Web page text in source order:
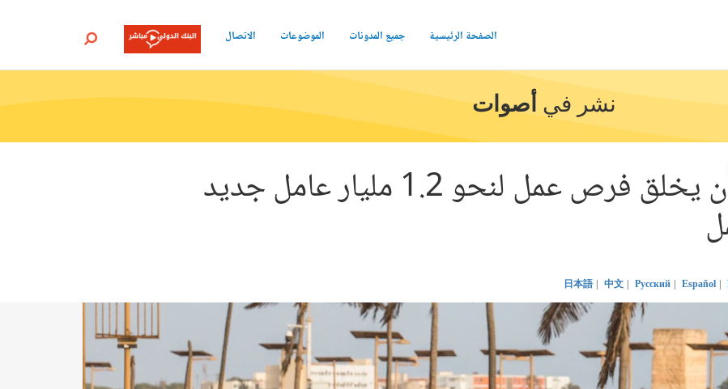
الصفحة الرئيسية جميع المدونات الموضوعات الاتصال بحث
نشر في أصوات
كيف يمكن للعالم أن يخلق فرص عمل لنحو 1.2 مليار عامل جديد
Español
Русский
中文
日本語